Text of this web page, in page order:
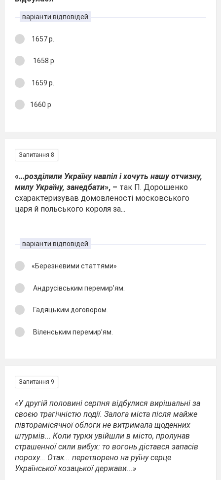
варіанти відповідей
1657 р.
1658 р
1659 р.
1660 р
Запитання 8
«…розділили Україну навпіл і хочуть нашу отчизну,
милу Україну, занедбати», – так П. Дорошенко
схарактеризував домовленості московського
царя й польського короля за...
варіанти відповідей
«Березневими статтями»
Андрусівським перемир’ям.
Гадяцьким договором.
Віленським перемир’ям.
Запитання 9
«У другій половині серпня відбулися вирішальні за
своєю трагічністю події. Залога міста після майже
півторамісячної облоги не витримала щоденних
штурмів... Коли турки увійшли в місто, пролунав
страшенної сили вибух: то вогонь дістався запасів
пороху... Отак... перетворено на руїну серце
Української козацької держави...»